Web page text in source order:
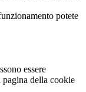
potete
essere
della cookie